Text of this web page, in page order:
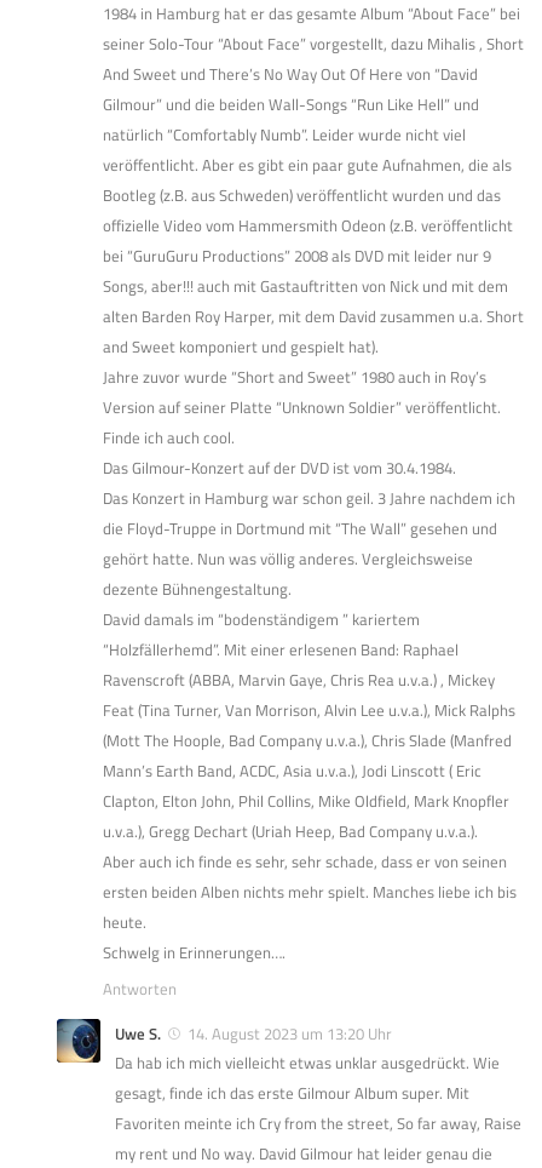
1984 in Hamburg hat er das gesamte Album “About Face” bei
seiner Solo-Tour “About Face” vorgestellt, dazu Mihalis , Short
And Sweet und There’s No Way Out Of Here von “David
Gilmour” und die beiden Wall-Songs “Run Like Hell” und
natürlich “Comfortably Numb”. Leider wurde nicht viel
veröffentlicht. Aber es gibt ein paar gute Aufnahmen, die als
Bootleg (z.B. aus Schweden) veröffentlicht wurden und das
offizielle Video vom Hammersmith Odeon (z.B. veröffentlicht
bei “GuruGuru Productions” 2008 als DVD mit leider nur 9
Songs, aber!!! auch mit Gastauftritten von Nick und mit dem
alten Barden Roy Harper, mit dem David zusammen u.a. Short
and Sweet komponiert und gespielt hat).
Jahre zuvor wurde “Short and Sweet” 1980 auch in Roy’s
Version auf seiner Platte “Unknown Soldier” veröffentlicht.
Finde ich auch cool.
Das Gilmour-Konzert auf der DVD ist vom 30.4.1984.
Das Konzert in Hamburg war schon geil. 3 Jahre nachdem ich
die Floyd-Truppe in Dortmund mit “The Wall” gesehen und
gehört hatte. Nun was völlig anderes. Vergleichsweise
dezente Bühnengestaltung.
David damals im “bodenständigem ” kariertem
“Holzfällerhemd”. Mit einer erlesenen Band: Raphael
Ravenscroft (ABBA, Marvin Gaye, Chris Rea u.v.a.) , Mickey
Feat (Tina Turner, Van Morrison, Alvin Lee u.v.a.), Mick Ralphs
(Mott The Hoople, Bad Company u.v.a.), Chris Slade (Manfred
Mann’s Earth Band, ACDC, Asia u.v.a.), Jodi Linscott ( Eric
Clapton, Elton John, Phil Collins, Mike Oldfield, Mark Knopfler
u.v.a.), Gregg Dechart (Uriah Heep, Bad Company u.v.a.).
Aber auch ich finde es sehr, sehr schade, dass er von seinen
ersten beiden Alben nichts mehr spielt. Manches liebe ich bis
heute.
Schwelg in Erinnerungen….
Antworten
Uwe S.
14. August 2023 um 13:20 Uhr
Da hab ich mich vielleicht etwas unklar ausgedrückt. Wie
gesagt, finde ich das erste Gilmour Album super. Mit
Favoriten meinte ich Cry from the street, So far away, Raise
my rent und No way. David Gilmour hat leider genau die